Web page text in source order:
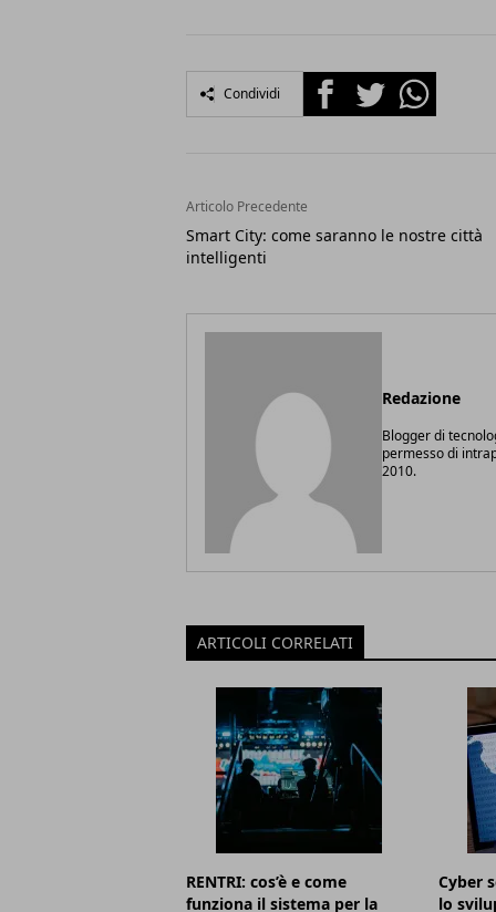
Condividi FacebookTwitterWhatsapp
Articolo Precedente
Smart City: come saranno le nostre città
intelligenti
Redazione
Blogger di
permesso di
2010.
ARTICOLI CORRELATI
RENTRI: cos’è e come
funziona il sistema per la
Cyber
lo